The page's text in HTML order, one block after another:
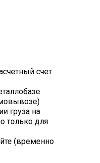
счет
груза на
только для
(временно